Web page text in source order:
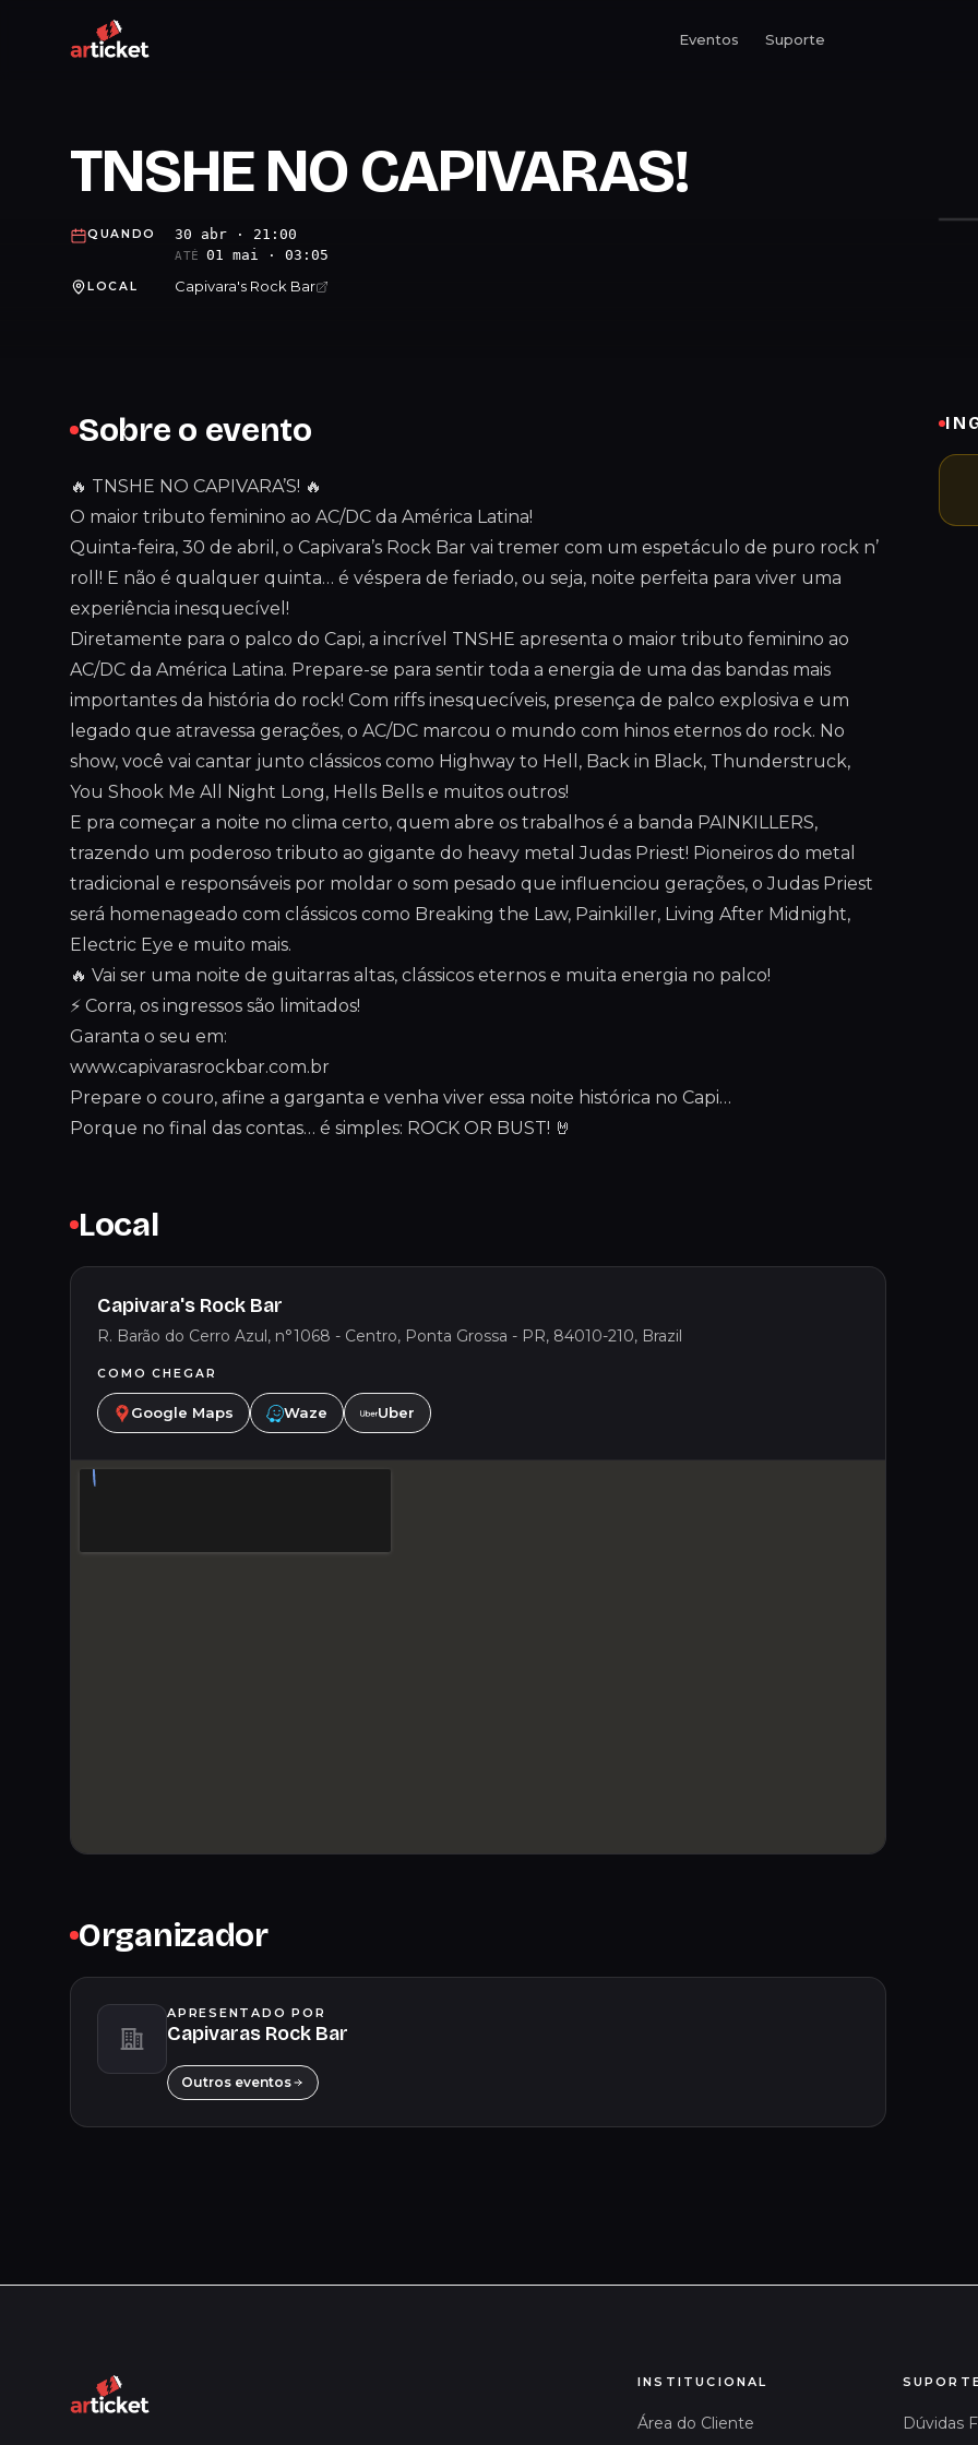
Eventos Suporte
TNSHE NO CAPIVARAS!
QUANDO 30 abr · 21:00
ATÉ 01 mai · 03:05
LOCAL Capivara's Rock Bar
Sobre o evento
🔥 TNSHE NO CAPIVARA’S! 🔥
O maior tributo feminino ao AC/DC da América Latina!
Quinta-feira, 30 de abril, o Capivara’s Rock Bar vai tremer com um espetáculo de puro rock n’
roll! E não é qualquer quinta… é véspera de feriado, ou seja, noite perfeita para viver uma
experiência inesquecível!
Diretamente para o palco do Capi, a incrível TNSHE apresenta o maior tributo feminino ao
AC/DC da América Latina. Prepare-se para sentir toda a energia de uma das bandas mais
importantes da história do rock! Com riffs inesquecíveis, presença de palco explosiva e um
legado que atravessa gerações, o AC/DC marcou o mundo com hinos eternos do rock. No
show, você vai cantar junto clássicos como Highway to Hell, Back in Black, Thunderstruck,
You Shook Me All Night Long, Hells Bells e muitos outros!
E pra começar a noite no clima certo, quem abre os trabalhos é a banda PAINKILLERS,
trazendo um poderoso tributo ao gigante do heavy metal Judas Priest! Pioneiros do metal
tradicional e responsáveis por moldar o som pesado que influenciou gerações, o Judas Priest
será homenageado com clássicos como Breaking the Law, Painkiller, Living After Midnight,
Electric Eye e muito mais.
🔥 Vai ser uma noite de guitarras altas, clássicos eternos e muita energia no palco!
⚡ Corra, os ingressos são limitados!
Garanta o seu em:
www.capivarasrockbar.com.br
Prepare o couro, afine a garganta e venha viver essa noite histórica no Capi…
Porque no final das contas… é simples: ROCK OR BUST! 🤘
Local
Capivara's Rock Bar
R. Barão do Cerro Azul, n°1068 - Centro, Ponta Grossa - PR, 84010-210, Brazil
COMO CHEGAR
Google Maps Waze Uber
Organizador
APRESENTADO POR
Capivaras Rock Bar
Outros eventos
INSTITUCIONAL
Área do Cliente Dúvidas